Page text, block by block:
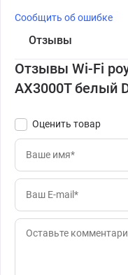
Сообщить об ошибке
Отзывы
Отзывы Wi-Fi
AX3000T белый
Оценить товар